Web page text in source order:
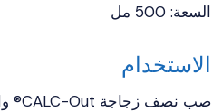
السعة: 500 مل
الاستخدام
صب نصف زجاجة CALC-Out® واملأ باقي الخزان بالماء.